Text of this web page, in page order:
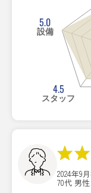
4.5
スタッフ
5.0
設備
2024年9
70代 男